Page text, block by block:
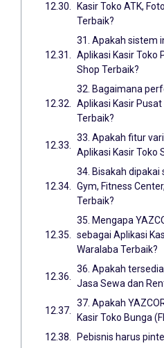
Kasir Toko ATK,
Terbaik?
31. Apakah sistem
Aplikasi Kasir Toko
Shop Terbaik?
32. Bagaimana
Aplikasi Kasir
Terbaik?
33. Apakah fitur
Aplikasi Kasir Toko
34. Bisakah dipakai
Gym, Fitness
Terbaik?
35. Mengapa
sebagai Aplikasi
Waralaba Terbaik?
36. Apakah
Jasa Sewa dan
37. Apakah
Kasir Toko Bunga
Pebisnis harus